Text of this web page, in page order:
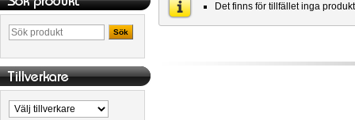
Sök
Det finns för tillfället inga